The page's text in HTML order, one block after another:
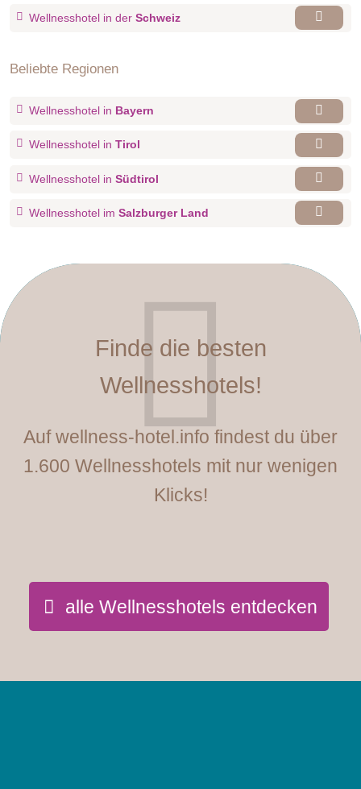
Wellnesshotel in der Schweiz
Beliebte Regionen
Wellnesshotel in Bayern
Wellnesshotel in Tirol
Wellnesshotel in Südtirol
Wellnesshotel im Salzburger Land
Finde die besten
Wellnesshotels!
Auf wellness-hotel.info findest du über
1.600 Wellnesshotels mit nur wenigen
Klicks!
alle Wellnesshotels entdecken